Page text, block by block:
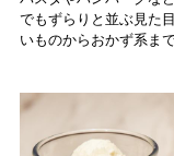
でもずらりと並ぶ見た
いものからおかず系ま